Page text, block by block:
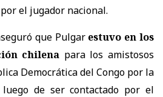
el jugador nacional.
que Pulgar estuvo en los
chilena para los amistosos
Democrática del Congo por la
de ser contactado por el